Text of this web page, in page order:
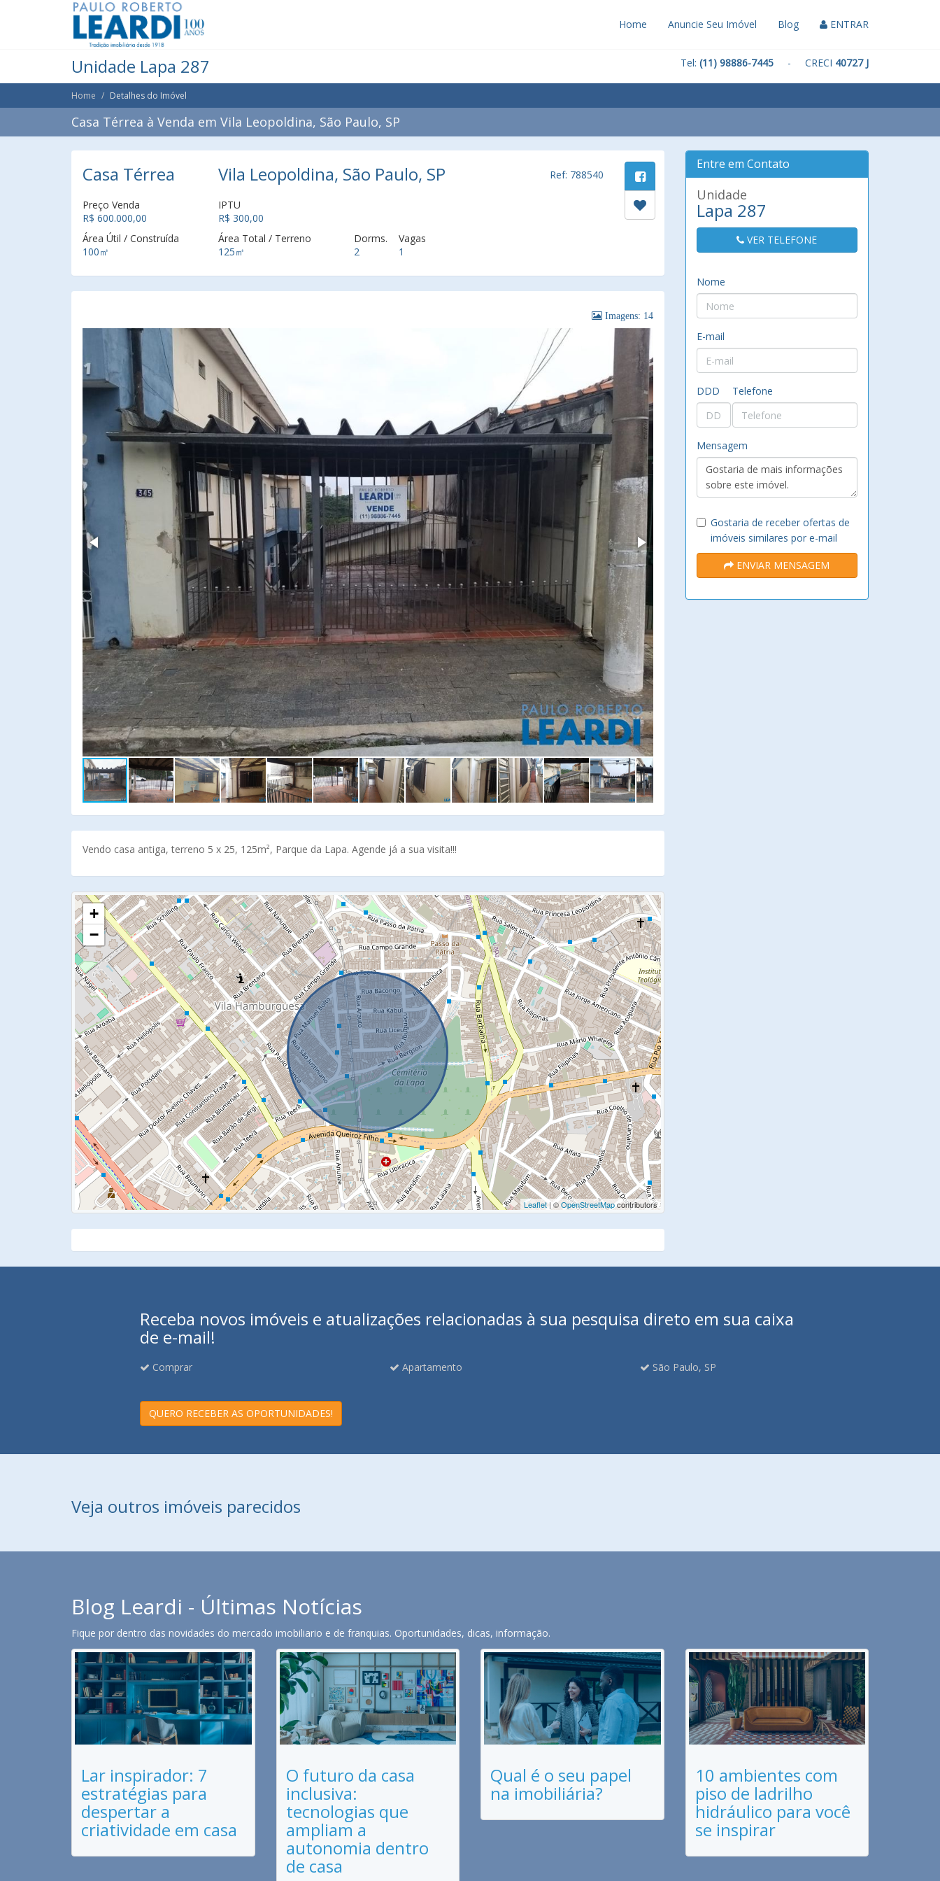
Home Anuncie Seu Imóvel Blog ENTRAR
Unidade Lapa 287 Tel: (11) 98886-7445 - CRECI 40727 J
Home Detalhes do Imóvel
Casa Térrea à Venda em Vila Leopoldina, São Paulo, SP
Casa Térrea Vila Leopoldina, São Paulo, SP Ref: 788540
Preço Venda
R$ 600.000,00
IPTU
R$ 300,00
Área Útil / Construída
100㎡
Área Total / Terreno
125㎡
Dorms.
2
Vagas
1
Imagens: 14
Vendo casa antiga, terreno 5 x 25, 125m², Parque da Lapa. Agende já a sua visita!!!
+
−
Leaflet| ©OpenStreetMapcontributors
Entre em Contato
Unidade
Lapa 287
VER TELEFONE
Nome
E-mail
DDD Telefone
Mensagem
Gostaria de receber ofertas de
imóveis similares por e-mail
ENVIAR MENSAGEM
Receba novos imóveis e atualizações relacionadas à sua pesquisa direto em sua caixa
de e-mail!
Comprar Apartamento São Paulo, SP
QUERO RECEBER AS OPORTUNIDADES!
Veja outros imóveis parecidos
Blog Leardi - Últimas Notícias
Fique por dentro das novidades do mercado imobiliario e de franquias. Oportunidades, dicas, informação.
Lar inspirador: 7
estratégias para
despertar a
criatividade em casa
O futuro da casa
inclusiva:
tecnologias que
ampliam a
autonomia dentro
de casa
Qual é o seu papel
na imobiliária?
10 ambientes com
piso de ladrilho
hidráulico para você
se inspirar